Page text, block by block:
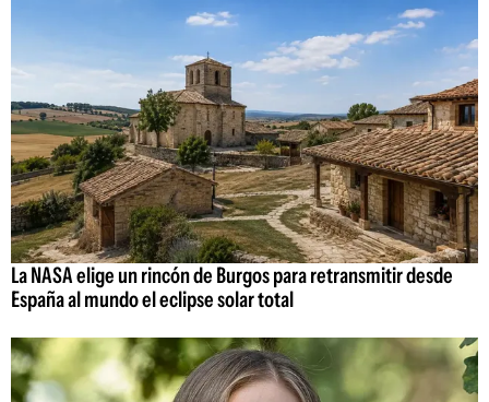
La NASA elige un rincón de Burgos para retransmitir desde
España al mundo el eclipse solar total